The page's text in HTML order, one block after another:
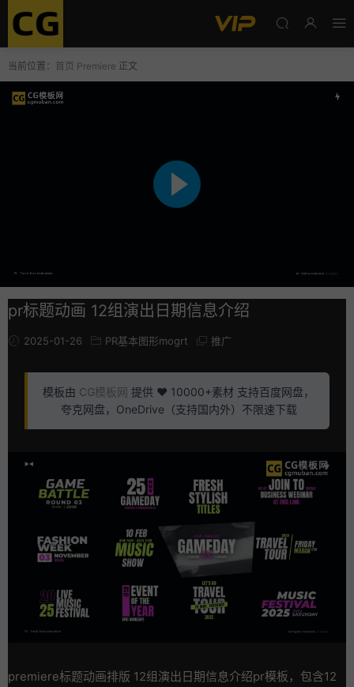
当前位置： 首页 Premiere 正文
pr标题动画 12组演出日期信息介绍
2025-01-26 PR基本图形mogrt 推广
模板由 CG模板网 提供 ❤️ 10000+素材 支持百度网盘，
夸克网盘，OneDrive（支持国内外）不限速下载
premiere标题动画排版 12组演出日期信息介绍pr模板，包含12